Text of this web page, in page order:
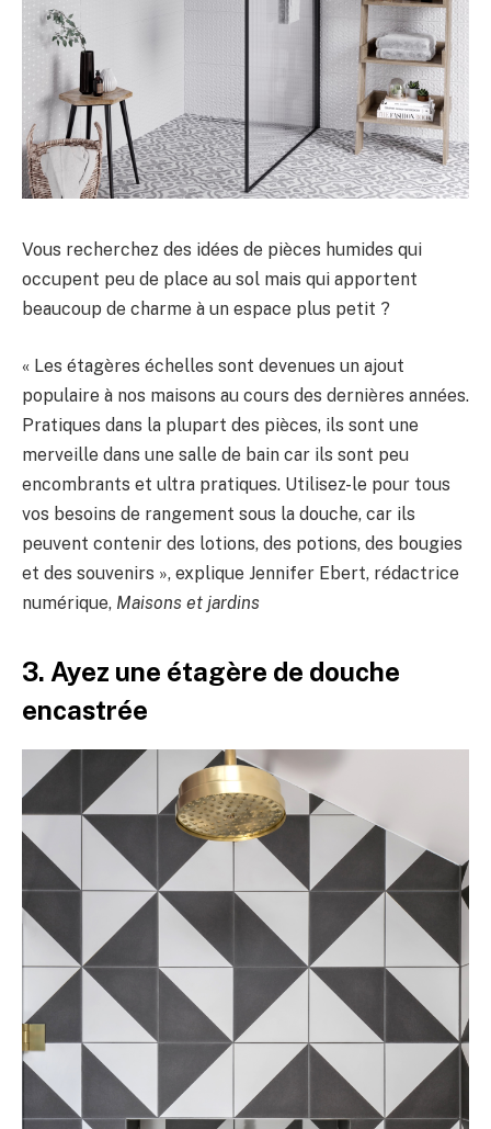
Vous recherchez des idées de pièces humides qui
occupent peu de place au sol mais qui apportent
beaucoup de charme à un espace plus petit ?
« Les étagères échelles sont devenues un ajout
populaire à nos maisons au cours des dernières années.
Pratiques dans la plupart des pièces, ils sont une
merveille dans une salle de bain car ils sont peu
encombrants et ultra pratiques. Utilisez-le pour tous
vos besoins de rangement sous la douche, car ils
peuvent contenir des lotions, des potions, des bougies
et des souvenirs », explique Jennifer Ebert, rédactrice
numérique, Maisons et jardins
3. Ayez une étagère de douche
encastrée